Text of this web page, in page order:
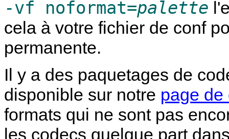
-vf noformat=palette
cela à votre fichier de conf
permanente.
Il y a des paquetages de
disponible sur notre page de
formats qui ne sont pas
les codecs quelque part